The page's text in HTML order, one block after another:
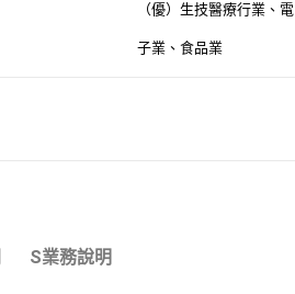
（優）生技醫療行業、電
子業、食品業
S業務說明